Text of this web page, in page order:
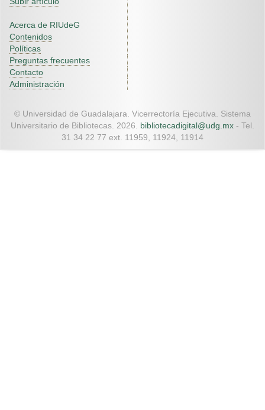
Acerca de RIUdeG
Contenidos
Políticas
Preguntas frecuentes
Contacto
Administración
© Universidad de Guadalajara. Vicerrectoría Ejecutiva. Sistema
Universitario de Bibliotecas. 2026. bibliotecadigital@udg.mx - Tel.
31 34 22 77 ext. 11959, 11924, 11914